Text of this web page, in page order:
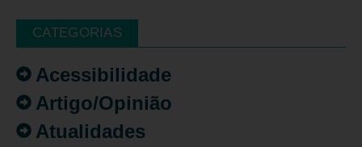
CATEGORIAS
Acessibilidade
Artigo/Opinião
Atualidades